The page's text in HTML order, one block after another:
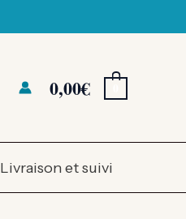
0,00€
Livraison et suivi